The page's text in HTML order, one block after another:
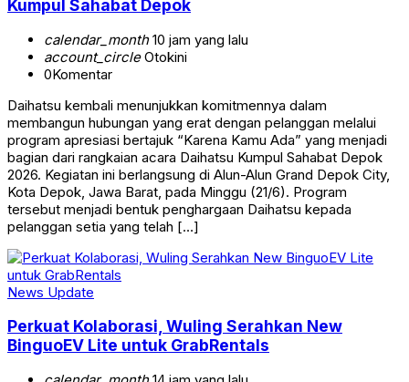
Kumpul Sahabat Depok
calendar_month10 jam yang lalu
account_circleOtokini
0Komentar
Daihatsu kembali menunjukkan komitmennya dalam
membangun hubungan yang erat dengan pelanggan melalui
program apresiasi bertajuk “Karena Kamu Ada” yang menjadi
bagian dari rangkaian acara Daihatsu Kumpul Sahabat Depok
2026. Kegiatan ini berlangsung di Alun-Alun Grand Depok City,
Kota Depok, Jawa Barat, pada Minggu (21/6). Program
tersebut menjadi bentuk penghargaan Daihatsu kepada
pelanggan setia yang telah […]
News Update
Perkuat Kolaborasi, Wuling Serahkan New
BinguoEV Lite untuk GrabRentals